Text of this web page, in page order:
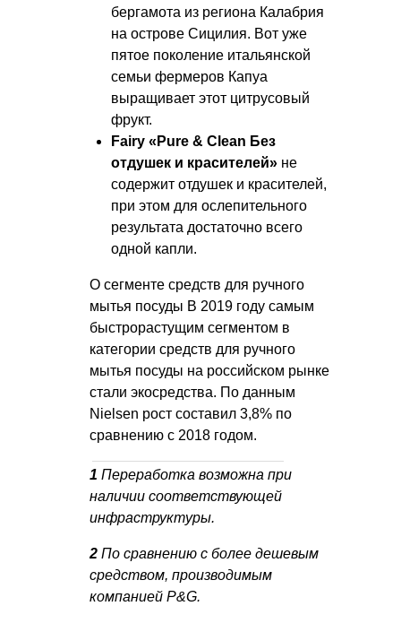
бергамота из региона Калабрия
на острове Сицилия. Вот уже
пятое поколение итальянской
семьи фермеров Капуа
выращивает этот цитрусовый
фрукт.
Fairy «Pure & Clean Без
отдушек и красителей» не
содержит отдушек и красителей,
при этом для ослепительного
результата достаточно всего
одной капли.
О сегменте средств для ручного
мытья посуды В 2019 году самым
быстрорастущим сегментом в
категории средств для ручного
мытья посуды на российском рынке
стали экосредства. По данным
Nielsen рост составил 3,8% по
сравнению с 2018 годом.
1 Переработка возможна при
наличии соответствующей
инфраструктуры.
2 По сравнению с более дешевым
средством, производимым
компанией P&G.